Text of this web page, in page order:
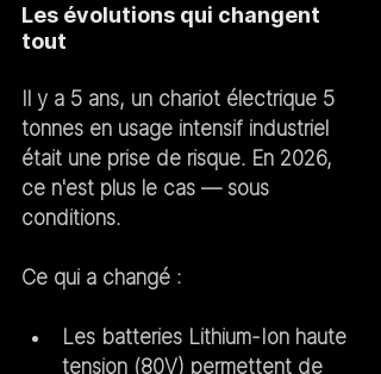
Les évolutions qui changent
tout
Il y a 5 ans, un chariot électrique 5
tonnes en usage intensif industriel
était une prise de risque. En 2026,
ce n'est plus le cas — sous
conditions.
Ce qui a changé :
Les batteries Lithium-Ion haute
tension (80V) permettent de